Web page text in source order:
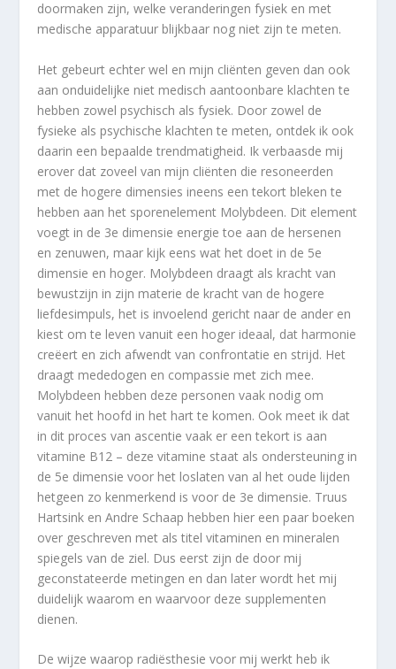
doormaken zijn, welke veranderingen fysiek en met
medische apparatuur blijkbaar nog niet zijn te meten.
Het gebeurt echter wel en mijn cliënten geven dan ook
aan onduidelijke niet medisch aantoonbare klachten te
hebben zowel psychisch als fysiek. Door zowel de
fysieke als psychische klachten te meten, ontdek ik ook
daarin een bepaalde trendmatigheid. Ik verbaasde mij
erover dat zoveel van mijn cliënten die resoneerden
met de hogere dimensies ineens een tekort bleken te
hebben aan het sporenelement Molybdeen. Dit element
voegt in de 3e dimensie energie toe aan de hersenen
en zenuwen, maar kijk eens wat het doet in de 5e
dimensie en hoger. Molybdeen draagt als kracht van
bewustzijn in zijn materie de kracht van de hogere
liefdesimpuls, het is invoelend gericht naar de ander en
kiest om te leven vanuit een hoger ideaal, dat harmonie
creëert en zich afwendt van confrontatie en strijd. Het
draagt mededogen en compassie met zich mee.
Molybdeen hebben deze personen vaak nodig om
vanuit het hoofd in het hart te komen. Ook meet ik dat
in dit proces van ascentie vaak er een tekort is aan
vitamine B12 – deze vitamine staat als ondersteuning in
de 5e dimensie voor het loslaten van al het oude lijden
hetgeen zo kenmerkend is voor de 3e dimensie. Truus
Hartsink en Andre Schaap hebben hier een paar boeken
over geschreven met als titel vitaminen en mineralen
spiegels van de ziel. Dus eerst zijn de door mij
geconstateerde metingen en dan later wordt het mij
duidelijk waarom en waarvoor deze supplementen
dienen.
De wijze waarop radiësthesie voor mij werkt heb ik